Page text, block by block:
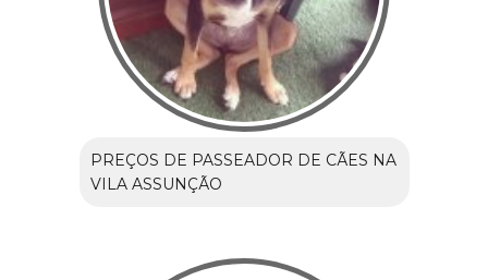
PREÇOS DE PASSEADOR DE CÃES NA
VILA ASSUNÇÃO